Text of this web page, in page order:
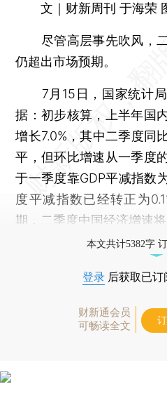
文｜财新周刊 于海荣
尽管高层事先吹风，
仍超出市场预期。
7月15日，国家统计局
据：初步核算，上半年国
增长7.0%，其中二季度同
平，但环比增速从一季度
于一季度靠GDP平减指数
度平减指数已经转正为
期，二季度中国经济增速将
本文共计5382字
登录 后获取已
财新通会员
可畅读全文